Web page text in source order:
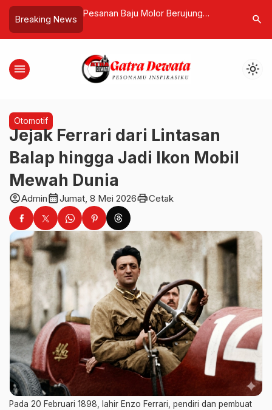
Breaking News
Beach Ajak Anak
Cintai
Program Green
Pesanan Baju Molor Berujung
Diduga Ucapkan Kata Bernada Rasis
Ascott
Perkuat
search
menu light_mode
Otomotif
Jejak Ferrari dari Lintasan
Balap hingga Jadi Ikon Mobil
Mewah Dunia
account_circleAdmincalendar_monthJumat, 8 Mei 2026printCetak
Pada 20 Februari 1898, lahir Enzo Ferrari, pendiri dan pembuat